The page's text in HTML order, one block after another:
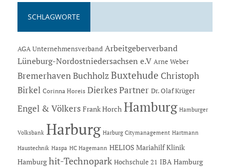
SCHLAGWORTE
AGA Unternehmensverband Arbeitgeberverband
Lüneburg-Nordostniedersachsen e.V Arne Weber
Bremerhaven Buchholz Buxtehude Christoph
Birkel Corinna Horeis Dierkes Partner Dr. Olaf Krüger
Engel & Völkers Frank Horch Hamburg Hamburger
Volksbank Harburg Harburg Citymanagement Hartmann
Haustechnik Haspa HC Hagemann HELIOS Mariahilf Klinik
Hamburg hit-Technopark Hochschule 21 IBA Hamburg